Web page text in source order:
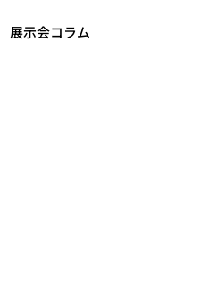
展示会コラム